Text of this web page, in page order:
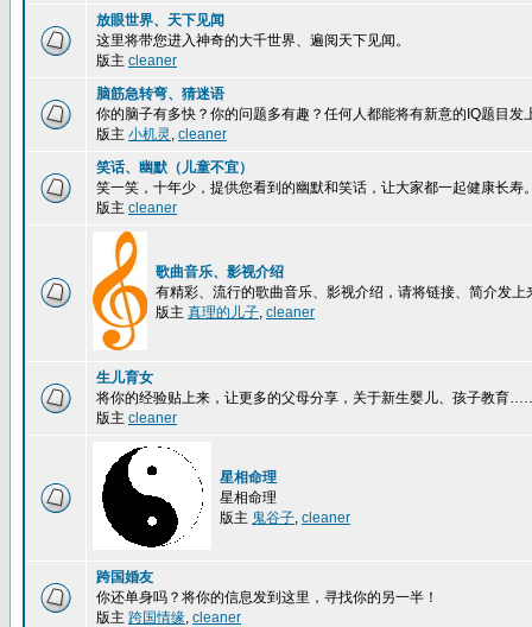
放眼世界、天下见闻
这里将带您进入神奇的大千世界、遍阅天下见闻。
版主 cleaner
脑筋急转弯、猜迷语
你的脑子有多快？你的问题多有趣？任何人都能将有新意的IQ题目发
版主 小机灵 , cleaner
笑话、幽默（儿童不宜）
笑一笑，十年少，提供您看到的幽默和笑话，让大家都一起健康长寿
版主 cleaner
歌曲音乐、影视介绍
有精彩、流行的歌曲音乐、影视介绍，请将链接、简介发上
版主 真理的儿子, cleaner
生儿育女
将你的经验贴上来，让更多的父母分享，关于新生婴儿、孩子教育
版主 cleaner
星相命理
星相命理
版主 鬼谷子, cleaner
跨国婚友
你还单身吗？将你的信息发到这里，寻找你的另一半！
版主 跨国情缘, cleaner